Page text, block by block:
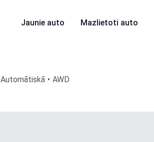
Jaunie auto Mazlietoti auto
Automātiskā AWD